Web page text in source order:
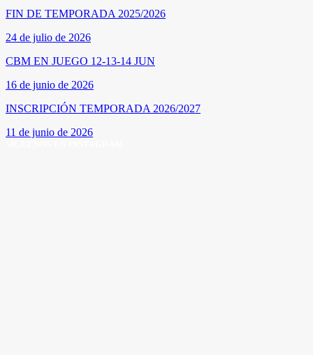
FIN DE TEMPORADA 2025/2026
24 de julio de 2026
CBM EN JUEGO 12-13-14 JUN
16 de junio de 2026
INSCRIPCIÓN TEMPORADA 2026/2027
11 de junio de 2026